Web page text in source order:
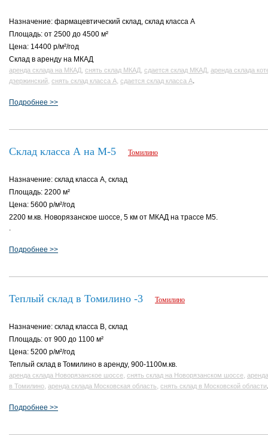
Назначение: фармацевтический склад, склад класса A
Площадь: от 2500 до 4500 м²
Цена: 14400 р/м²/год
Склад в аренду на МКАД
аренда склада на МКАД, снять склад МКАД, сдается склад МКАД, аренда склада
дзержинский, снять склад класса А, сдается склад класса А.
Подробнее >>
Склад класса А на М-5 Томилино
Назначение: склад класса A, склад
Площадь: 2200 м²
Цена: 5600 р/м²/год
2200 м.кв. Новорязанское шоссе, 5 км от МКАД на трассе М5.
.
Подробнее >>
Теплый склад в Томилино -3 Томилино
Назначение: склад класса B, склад
Площадь: от 900 до 1100 м²
Цена: 5200 р/м²/год
Теплый склад в Томилино в аренду, 900-1100м.кв.
аренда склада Новорязанское шоссе, снять склад на Новорязанском шоссе,
в Томилино, аренда склада Московская область, снять склад в Московской области.
Подробнее >>